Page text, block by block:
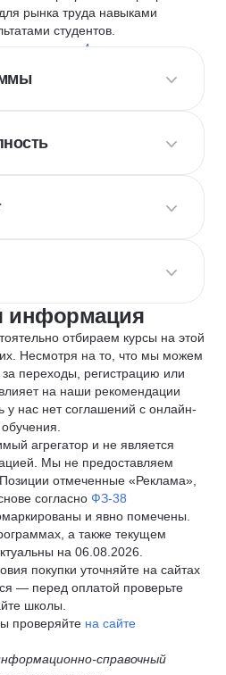
рынка труда навыками
студентов.
по
4 критериям
информация
отбираем курсы на этой
Несмотря на то, что мы можем
переходы, регистрацию или
на наши рекомендации
у нас нет соглашений с онлайн-
агрегатор и не является
Мы не предоставляем
отмеченные «Реклама»,
согласно ФЗ-38
и явно помечены.
а также текущем
на 06.08.2026.
покупки уточняйте на сайтах
— перед оплатой проверьте
школы.
проверяйте на сайте
справочный